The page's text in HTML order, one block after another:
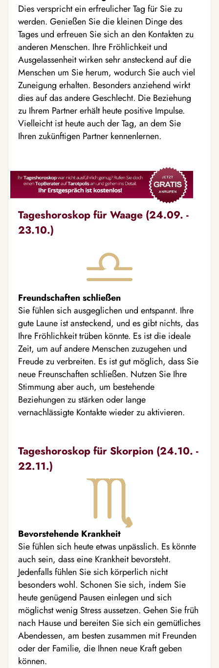
Dies verspricht ein erfreulicher Tag für Sie zu
werden. Genießen Sie die kleinen Dinge des
Tages und erfreuen Sie sich an den Kontakten zu
anderen Menschen. Ihre Fröhlichkeit und
Ausgelassenheit wirken sehr ansteckend auf die
Menschen um Sie herum, wodurch Sie auch viel
Zuneigung erhalten. Besonders anziehend wirkt
dies auf das andere Geschlecht. Die Beziehung
zu Ihrem Partner erhält heute positive Impulse.
Vielleicht ist heute auch der Tag, an dem Sie
Ihren zukünftigen Partner kennenlernen.
Tageshoroskop für Waage (24.09. -
23.10.)
Freundschaften schließen
Sie fühlen sich ausgeglichen und entspannt. Ihre
gute Laune ist ansteckend, und es gibt nichts, das
Ihre Fröhlichkeit trüben könnte. Es ist die ideale
Zeit, um auf andere Menschen zuzugehen und
Freude zu verbreiten. Es ist gut möglich, dass Sie
neue Freunschaften schließen. Nutzen Sie Ihre
Stimmung aber auch, um bestehende
Beziehungen zu stärken oder lange
vernachlässigte Kontakte wieder zu aktivieren.
Tageshoroskop für Skorpion (24.10. -
22.11.)
Bevorstehende Krankheit
Sie fühlen sich heute etwas unpässlich. Es könnte
auch sein, dass eine Krankheit bevorsteht.
Jedenfalls fühlen Sie sich körperlich nicht
besonders wohl. Schonen Sie sich, indem Sie
heute genügend Pausen einlegen und sich
möglichst wenig Stress aussetzen. Gehen Sie früh
nach Hause und bereiten Sie sich ein gemütliches
Abendessen, am besten zusammen mit Freunden
oder der Familie, die Ihnen neue Kraft geben
können.